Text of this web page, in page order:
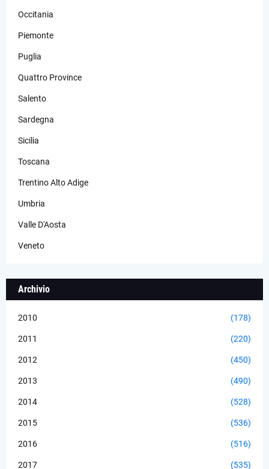
Occitania
Piemonte
Puglia
Quattro Province
Salento
Sardegna
Sicilia
Toscana
Trentino Alto Adige
Umbria
Valle D'Aosta
Veneto
Archivio
2010 (178)
2011 (220)
2012 (450)
2013 (490)
2014 (528)
2015 (536)
2016 (516)
2017 (535)